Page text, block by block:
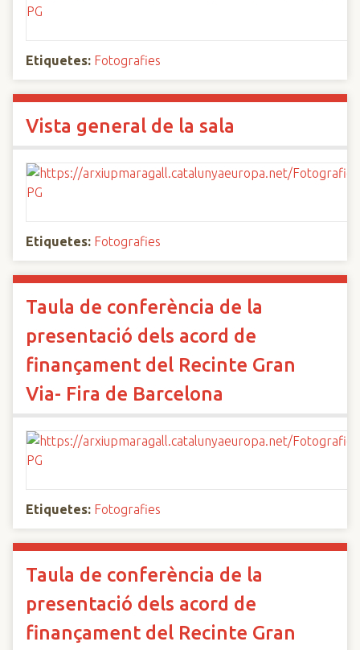
Etiquetes: Fotografies
Vista general de la sala
Etiquetes: Fotografies
Taula de conferència de la
presentació dels acord de
finançament del Recinte Gran
Via- Fira de Barcelona
Etiquetes: Fotografies
Taula de conferència de la
presentació dels acord de
finançament del Recinte Gran